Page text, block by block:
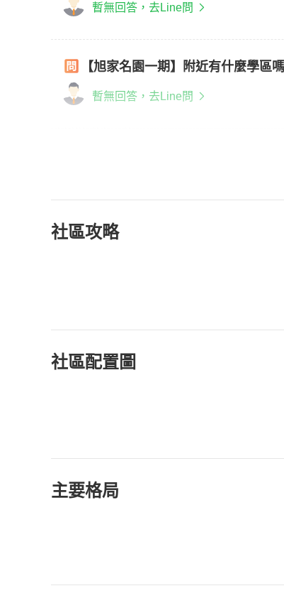
暫無回答，去Line問
【旭家名園一期】附近有什麼學區
暫無回答，去Line問
社區攻略
社區配置圖
主要格局